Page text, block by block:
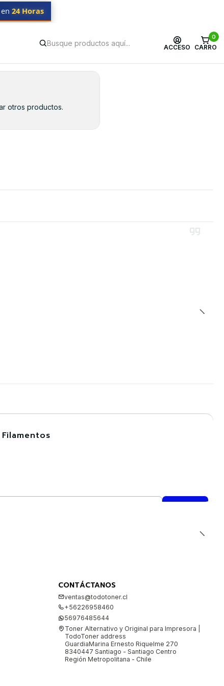
ACCESO
0
CARRO
24 Horas
otros productos.
CONTÁCTANOS
ventas@todotoner.cl
+56226958460
56976485644
Toner Alternativo y Original para Impresora |
TodoToner address
GuardiaMarina Ernesto Riquelme 270
8340447 Santiago - Santiago Centro
Región Metropolitana - Chile